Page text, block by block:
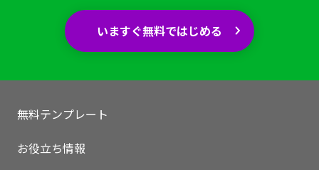
いますぐ無料ではじめる
無料テンプレート
お役立ち情報